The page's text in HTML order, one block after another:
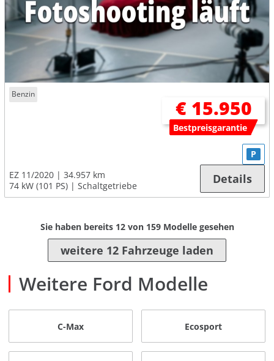
Benzin
€ 15.950
Bestpreisgarantie
EZ 11/2020
34.957 km
74 kW (101 PS)
Schaltgetriebe
P
Details
Sie haben bereits 12von 159Modelle gesehen
weitere 12 Fahrzeuge laden
Weitere Ford Modelle
C-Max Ecosport